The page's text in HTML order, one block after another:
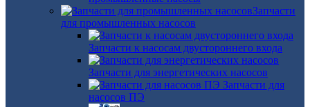
Запчасти
для промышленных насосов
Запчасти к насосам двустороннего входа
Запчасти для энергетических насосов
Запчасти для
насосов ПЭ